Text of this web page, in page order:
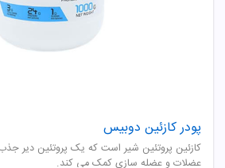
پودر کازئین دوبیس
کازئین پروتئین شیر است که یک پروتئین دیر
عضلات و عضله سازی کمک می کند.